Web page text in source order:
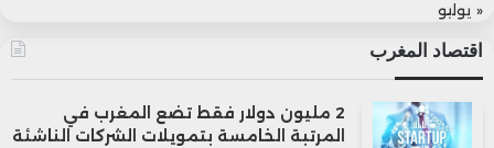
« يوليو
اقتصاد المغرب
2 مليون دولار فقط تضع المغرب في
المرتبة الخامسة بتمويلات الشركات الناشئة